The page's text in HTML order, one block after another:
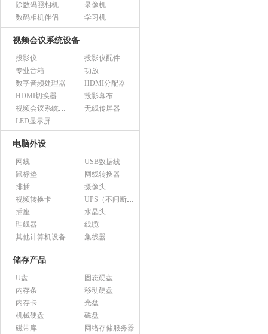
除数码照相机以外的照相机及器材
录像机
数码相机伴侣
学习机
视频会议系统设备
投影仪
投影仪配件
专业音箱
功放
数字音频处理器
HDMI分配器
HDMI切换器
投影幕布
视频会议系统设备（市采）
无线传屏器
LED显示屏
电脑外设
网线
USB数据线
鼠标垫
网线转换器
排插
摄像头
视频转换卡
UPS（不间断电源）
插座
水晶头
理线器
线缆
其他计算机设备
集线器
储存产品
U盘
固态硬盘
内存条
移动硬盘
内存卡
光盘
机械硬盘
磁盘
磁带库
网络存储服务器